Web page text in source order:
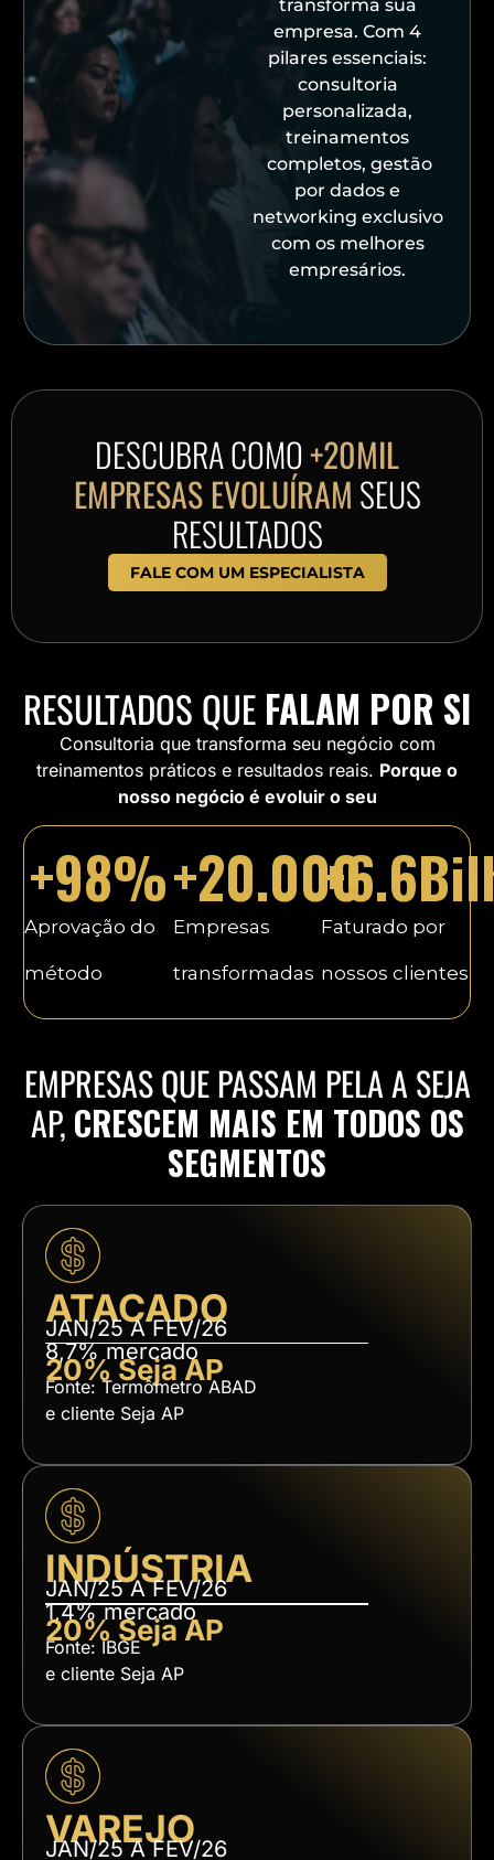
transforma sua
empresa. Com 4
pilares essenciais:
consultoria
personalizada,
treinamentos
completos, gestão
por dados e
networking exclusivo
com os melhores
empresários.
DESCUBRA COMO+20MIL
EMPRESAS EVOLUÍRAM SEUS
RESULTADOS
FALE COM UM ESPECIALISTA
RESULTADOS QUE FALAM POR SI
Consultoria que transforma seu negócio com
treinamentos práticos e resultados reais. Porque o
nosso negócio é evoluir o seu
Aprovação do
método
+98%
Empresas
transformadas
+20.000
Faturado por
nossos clientes
+6.6
EMPRESAS QUE PASSAM PELA A SEJA
AP, CRESCEM MAIS EM TODOS OS
SEGMENTOS
ATACADO
JAN/25 A FEV/26
8,7% mercado
20% Seja AP
Fonte: Termômetro ABAD
e cliente Seja AP
INDÚSTRIA
JAN/25 A FEV/26
1,4% mercado
20% Seja AP
Fonte: IBGE
e cliente Seja AP
VAREJO
JAN/25 A FEV/26